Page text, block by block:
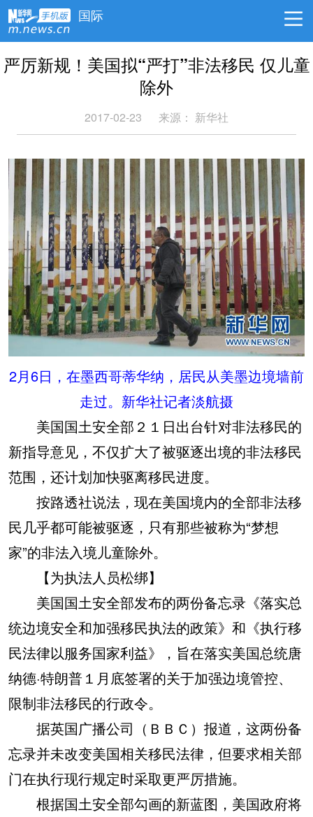
国际
严厉新规！美国拟“严打”非法移民 仅儿童
除外
2017-02-23 来源： 新华社
2月6日，在墨西哥蒂华纳，居民从美墨边境墙前
走过。新华社记者淡航摄
美国国土安全部２１日出台针对非法移民的
新指导意见，不仅扩大了被驱逐出境的非法移民
范围，还计划加快驱离移民进度。
按路透社说法，现在美国境内的全部非法移
民几乎都可能被驱逐，只有那些被称为“梦想
家”的非法入境儿童除外。
【为执法人员松绑】
美国国土安全部发布的两份备忘录《落实总
统边境安全和加强移民执法的政策》和《执行移
民法律以服务国家利益》，旨在落实美国总统唐
纳德·特朗普１月底签署的关于加强边境管控、
限制非法移民的行政令。
据英国广播公司（ＢＢＣ）报道，这两份备
忘录并未改变美国相关移民法律，但要求相关部
门在执行现行规定时采取更严厉措施。
根据国土安全部勾画的新蓝图，美国政府将